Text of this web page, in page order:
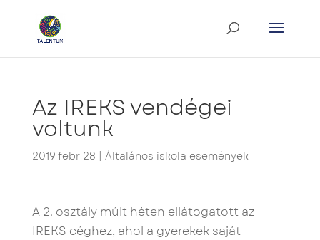
Az IREKS vendégei
voltunk
2019 febr 28 Általános iskola események
A 2. osztály múlt héten ellátogatott az
IREKS céghez, ahol a gyerekek saját